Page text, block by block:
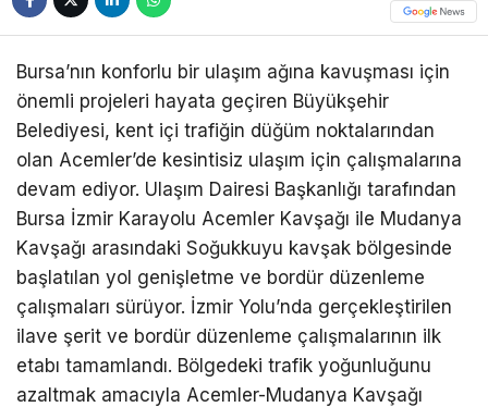
Bursa’nın konforlu bir ulaşım ağına kavuşması için
önemli projeleri hayata geçiren Büyükşehir
Belediyesi, kent içi trafiğin düğüm noktalarından
olan Acemler’de kesintisiz ulaşım için çalışmalarına
devam ediyor. Ulaşım Dairesi Başkanlığı tarafından
Bursa İzmir Karayolu Acemler Kavşağı ile Mudanya
Kavşağı arasındaki Soğukkuyu kavşak bölgesinde
başlatılan yol genişletme ve bordür düzenleme
çalışmaları sürüyor. İzmir Yolu’nda gerçekleştirilen
ilave şerit ve bordür düzenleme çalışmalarının ilk
etabı tamamlandı. Bölgedeki trafik yoğunluğunu
azaltmak amacıyla Acemler-Mudanya Kavşağı